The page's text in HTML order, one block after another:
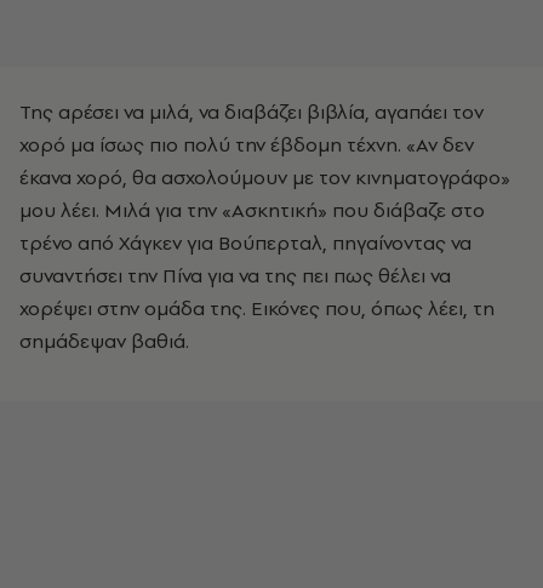
Της αρέσει να μιλά, να διαβάζει βιβλία, αγαπάει τον
χορό μα ίσως πιο πολύ την έβδομη τέχνη. «Αν δεν
έκανα χορό, θα ασχολούμουν με τον κινηματογράφο»
μου λέει. Μιλά για την «Ασκητική» που διάβαζε στο
τρένο από Χάγκεν για Βούπερταλ, πηγαίνοντας να
συναντήσει την Πίνα για να της πει πως θέλει να
χορέψει στην ομάδα της. Εικόνες που, όπως λέει, τη
σημάδεψαν βαθιά.